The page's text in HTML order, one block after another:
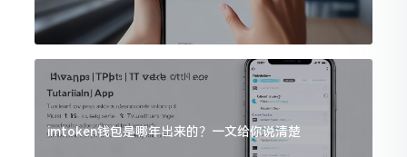
imtoken钱包是哪年出来的？一文给你说清楚